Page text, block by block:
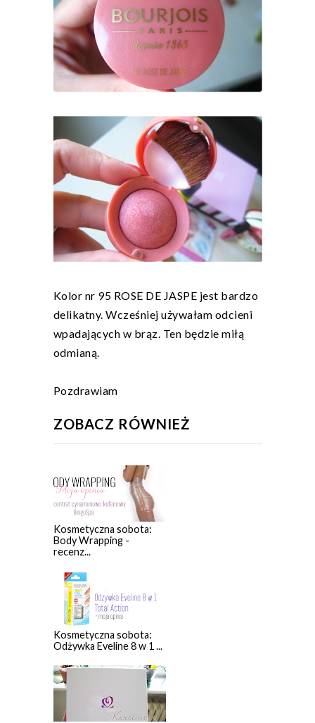
Kolor nr 95 ROSE DE JASPE jest bardzo
delikatny. Wcześniej używałam odcieni
wpadających w brąz. Ten będzie miłą
odmianą.
Pozdrawiam
ZOBACZ RÓWNIEŻ
Kosmetyczna sobota:
Body Wrapping -
recenz...
Kosmetyczna sobota:
Odżywka Eveline 8 w 1 ...